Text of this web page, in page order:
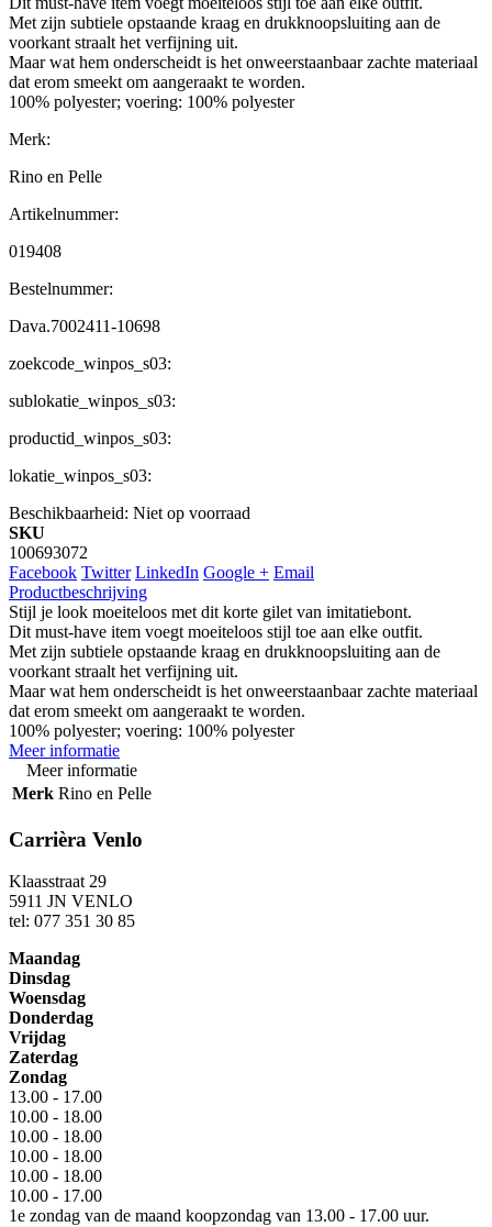
Met zijn subtiele opstaande kraag en drukknoopsluiting aan de
voorkant straalt het verfijning uit.
Maar wat hem onderscheidt is het onweerstaanbaar zachte materiaal
dat erom smeekt om aangeraakt te worden.
100% polyester; voering: 100% polyester
Merk:
Rino en Pelle
Artikelnummer:
019408
Bestelnummer:
Dava.7002411-10698
zoekcode_winpos_s03:
sublokatie_winpos_s03:
productid_winpos_s03:
lokatie_winpos_s03:
Beschikbaarheid: Niet op voorraad
SKU
100693072
Facebook Twitter LinkedIn Google + Email
Productbeschrijving
Stijl je look moeiteloos met dit korte gilet van imitatiebont.
Dit must-have item voegt moeiteloos stijl toe aan elke outfit.
Met zijn subtiele opstaande kraag en drukknoopsluiting aan de
voorkant straalt het verfijning uit.
Maar wat hem onderscheidt is het onweerstaanbaar zachte materiaal
dat erom smeekt om aangeraakt te worden.
100% polyester; voering: 100% polyester
Meer informatie
Meer informatie
Merk Rino en Pelle
Carrièra Venlo
Klaasstraat 29
5911 JN VENLO
tel: 077 351 30 85
Maandag
Dinsdag
Woensdag
Donderdag
Vrijdag
Zaterdag
Zondag
13.00 - 17.00
10.00 - 18.00
10.00 - 18.00
10.00 - 18.00
10.00 - 18.00
10.00 - 17.00
1e zondag van de maand koopzondag van 13.00 - 17.00 uur.